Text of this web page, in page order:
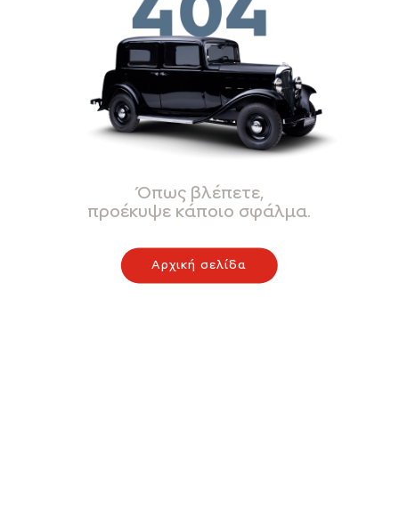
Όπως βλέπετε,
προέκυψε κάποιο σφάλμα.
Αρχική σελίδα